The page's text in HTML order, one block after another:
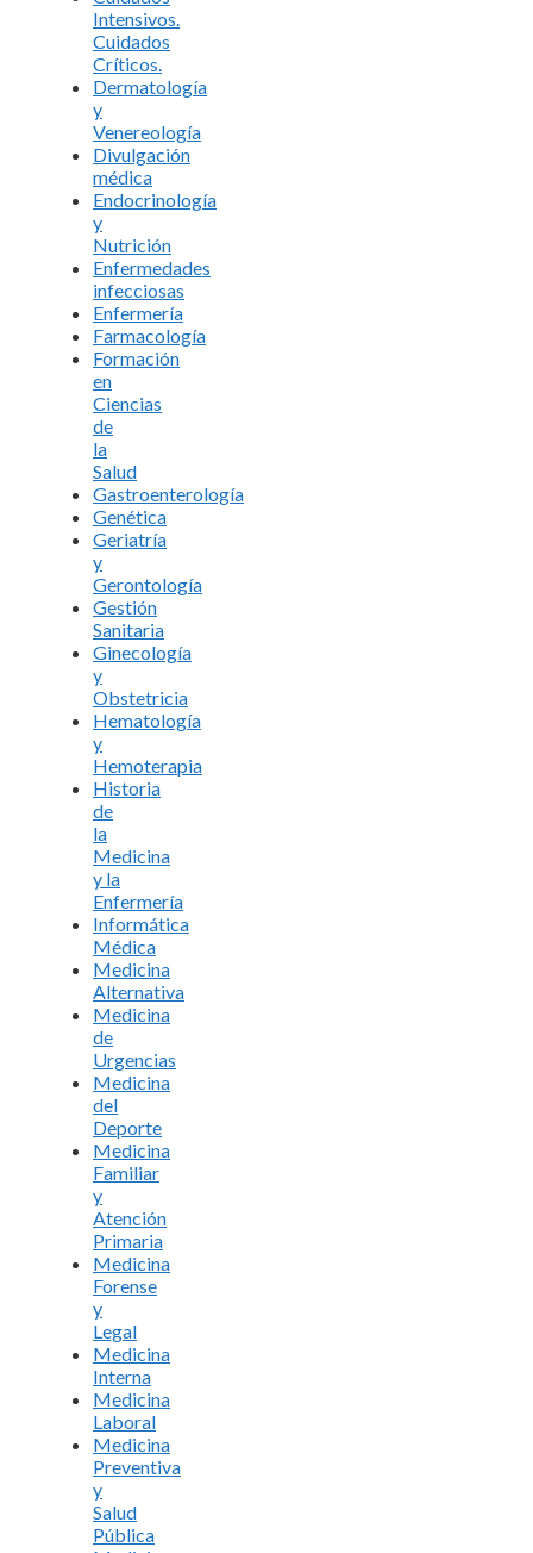
Intensivos.
Cuidados
Críticos.
Dermatología
y
Venereología
Divulgación
médica
Endocrinología
y
Nutrición
Enfermedades
infecciosas
Enfermería
Farmacología
Formación
en
Ciencias
de
la
Salud
Gastroenterología
Genética
Geriatría
y
Gerontología
Gestión
Sanitaria
Ginecología
y
Obstetricia
Hematología
y
Hemoterapia
Historia
de
la
Medicina
y la
Enfermería
Informática
Médica
Medicina
Alternativa
Medicina
de
Urgencias
Medicina
del
Deporte
Medicina
Familiar
y
Atención
Primaria
Medicina
Forense
y
Legal
Medicina
Interna
Medicina
Laboral
Medicina
Preventiva
y
Salud
Pública